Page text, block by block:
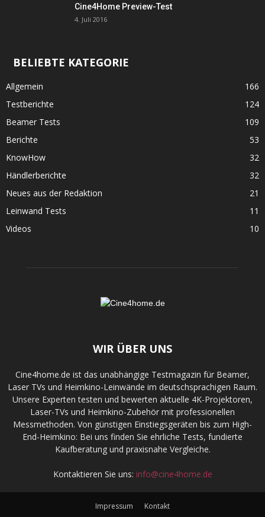
Cine4Home Preview-Test
4. Juli 2016
BELIEBTE KATEGORIE
Allgemein
166
Testberichte
124
Beamer Tests
109
Berichte
53
KnowHow
32
Händlerberichte
32
Neues aus der Redaktion
21
Leinwand Tests
11
Videos
10
WIR ÜBER UNS
Cine4home.de ist das unabhängige Testmagazin für Beamer,
Laser TVs und Heimkino-Leinwände im deutschsprachigen Raum.
Unsere Experten testen und bewerten aktuelle 4K-Projektoren,
Laser-TVs und Heimkino-Zubehör mit professionellen
Messmethoden. Von günstigen Einstiegsgeräten bis zum High-
End-Heimkino: Bei uns finden Sie ehrliche Tests, fundierte
Kaufberatung und praxisnahe Vergleiche.
Kontaktieren Sie uns: info@cine4home.de
Impressum Kontakt